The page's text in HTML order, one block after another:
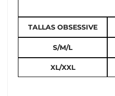
TALLAS OBSESSIVE
S/M/L
XL/XXL